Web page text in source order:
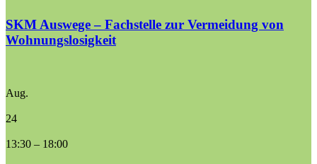
SKM Auswege – Fachstelle zur Vermeidung von
Wohnungslosigkeit
Aug.
24
13:30 – 18:00